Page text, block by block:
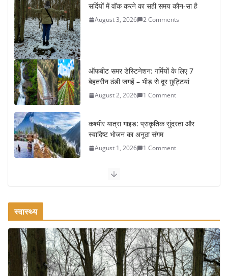
सर्दियों में वॉक करने का सही समय कौन-सा है
August 3, 2026 2 Comments
ऑफबीट समर डेस्टिनेशन: गर्मियों के लिए 7
बेहतरीन ठंडी जगहें – भीड़ से दूर छुट्टियां
August 2, 2026 1 Comment
कश्मीर यात्रा गाइड: प्राकृतिक सुंदरता और
स्वादिष्ट भोजन का अनूठा संगम
August 1, 2026 1 Comment
वजन घटाने के लिए 8 बेहतरीन वॉकिंग
रामेश्वरम यात्रा गाइड: पवित्र तीर्थ स्थल, दर्शन स्थल और पहुंच मार्ग
July 30, 2026 1 Comment
स्वास्थ्य